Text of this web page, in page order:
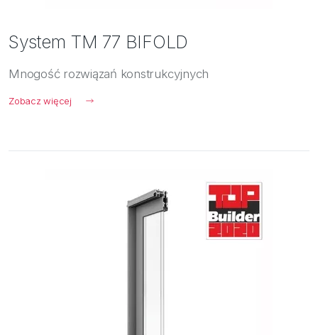
System TM 77 BIFOLD
Mnogość rozwiązań konstrukcyjnych
Zobacz więcej